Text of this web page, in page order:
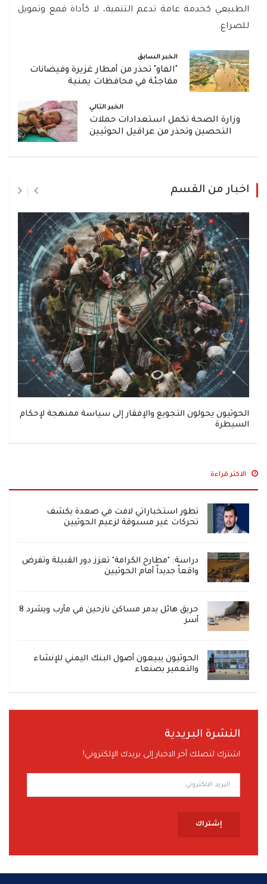
الطبيعي كخدمة عامة تدعم التنمية، لا كأداة قمع وتمويل
للصراع.
الخبر السابق
"الفاو" تحذر من أمطار غزيرة وفيضانات
مفاجئة في محافظات يمنية
الخبر التالي
وزارة الصحة تكمل استعدادات حملات
التحصين وتحذر من عراقيل الحوثيين
اخبار من القسم
الحوثيون يحولون التجويع والإفقار إلى سياسة ممنهجة لإحكام
السيطرة
الاكثر قراءة
تطور استخباراتي لافت في صعدة يكشف
تحركات غير مسبوقة لزعيم الحوثيين
دراسة: "مطارح الكرامة" تعزز دور القبيلة وتفرض
واقعاً جديداً أمام الحوثيين
حريق هائل يدمر مساكن نازحين في مأرب ويشرد 8
أسر
الحوثيون يبيعون أصول البنك اليمني للإنشاء
والتعمير بصنعاء
النشرة البريدية
اشترك لتصلك آخر الاخبار إلى بريدك الإلكتروني!
إشتراك